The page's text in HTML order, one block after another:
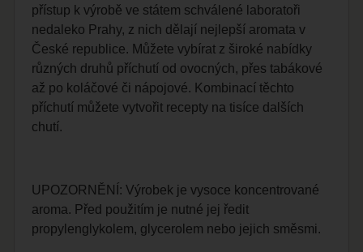
přístup k výrobě ve státem schválené laboratoři
nedaleko Prahy, z nich dělají nejlepší aromata v
České republice. Můžete vybírat z široké nabídky
různých druhů příchutí od ovocných, přes tabákové
až po koláčové či nápojové. Kombinací těchto
příchutí můžete vytvořit recepty na tisíce dalších
chutí.
UPOZORNĚNÍ: Výrobek je vysoce koncentrované
aroma. Před použitím je nutné jej ředit
propylenglykolem, glycerolem nebo jejich směsmi.